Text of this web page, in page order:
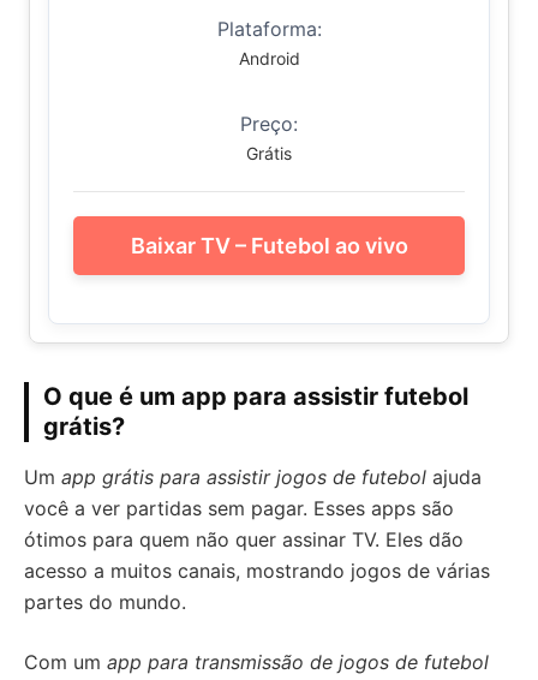
Plataforma:
Android
Preço:
Grátis
Baixar TV – Futebol ao vivo
O que é um app para assistir futebol
grátis?
Um app grátis para assistir jogos de futebol ajuda
você a ver partidas sem pagar. Esses apps são
ótimos para quem não quer assinar TV. Eles dão
acesso a muitos canais, mostrando jogos de várias
partes do mundo.
Com um app para transmissão de jogos de futebol